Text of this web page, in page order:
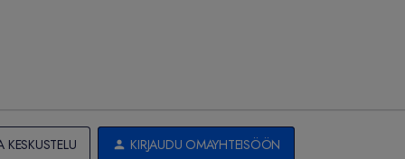
KESKUSTELU KIRJAUDU OMAYHTEISÖÖN